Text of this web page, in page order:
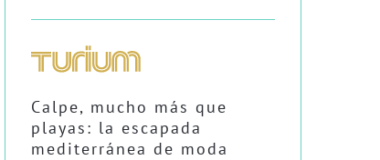
Calpe, mucho más que
playas: la escapada
mediterránea de moda